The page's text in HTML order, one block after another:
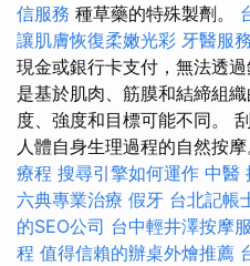
信服務 種草藥的特殊製劑。
讓肌膚恢復柔嫩光彩 牙醫服
現金或銀行卡支付，無法透
是基於肌肉、筋膜和結締組
度、強度和目標可能不同。
人體自身生理過程的自然按
療程 搜尋引擎如何運作 中醫
六典專業治療 假牙 台北記帳
的SEO公司 台中輕井澤按摩
程 值得信賴的辦桌外燴推薦